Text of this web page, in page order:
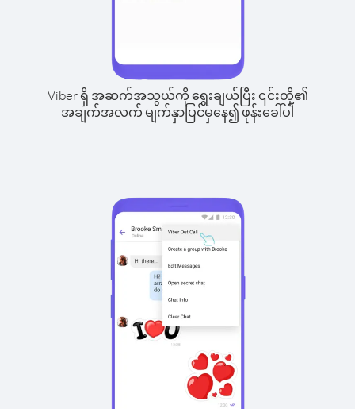
Viber ရှိ အဆက်အသွယ်ကို ရွေးချယ်ပြီး ၎င်းတို့၏
အချက်အလက် မျက်နှာပြင်မှနေ၍ ဖုန်းခေါ်ပါ